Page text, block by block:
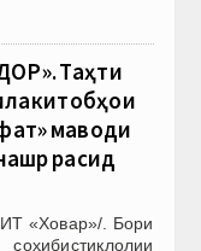
Таҳти
маводи
расид
«Ховар»/. Бори